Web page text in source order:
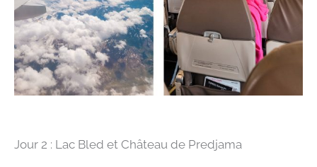
Jour 2 : Lac Bled et Château de Predjama